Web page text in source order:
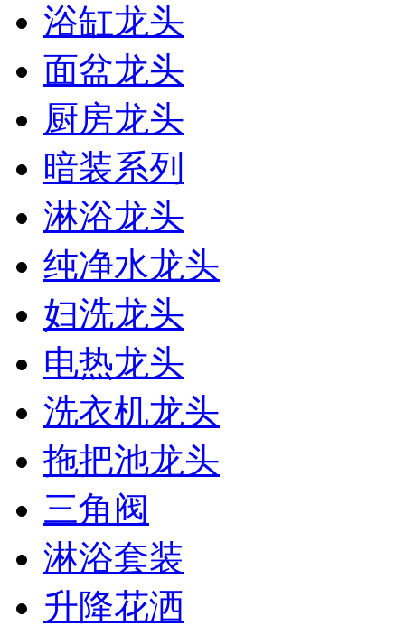
浴缸龙头
面盆龙头
厨房龙头
暗装系列
淋浴龙头
纯净水龙头
妇洗龙头
电热龙头
洗衣机龙头
拖把池龙头
三角阀
淋浴套装
升降花洒